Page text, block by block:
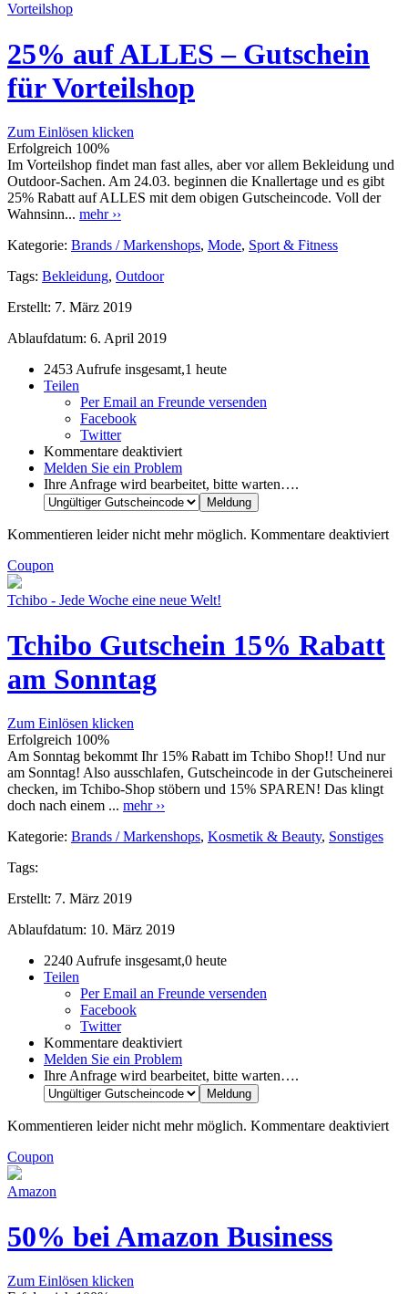
Vorteilshop
25% auf ALLES – Gutschein
für Vorteilshop
Zum Einlösen klicken
Erfolgreich 100%
Im Vorteilshop findet man fast alles, aber vor allem Bekleidung und
Outdoor-Sachen. Am 24.03. beginnen die Knallertage und es gibt
25% Rabatt auf ALLES mit dem obigen Gutscheincode. Voll der
Wahnsinn... mehr ››
Kategorie: Brands / Markenshops, Mode, Sport & Fitness
Tags: Bekleidung, Outdoor
Erstellt: 7. März 2019
Ablaufdatum: 6. April 2019
2453 Aufrufe insgesamt,1 heute
Teilen
Per Email an Freunde versenden
Facebook
Twitter
Kommentare deaktiviert
Melden Sie ein Problem
Ihre Anfrage wird bearbeitet, bitte warten….
Kommentieren leider nicht mehr möglich. Kommentare deaktiviert
Coupon
Tchibo - Jede Woche eine neue Welt!
Tchibo Gutschein 15% Rabatt
am Sonntag
Zum Einlösen klicken
Erfolgreich 100%
Am Sonntag bekommt Ihr 15% Rabatt im Tchibo Shop!! Und nur
am Sonntag! Also ausschlafen, Gutscheincode in der Gutscheinerei
checken, im Tchibo-Shop stöbern und 15% SPAREN! Das klingt
doch nach einem ... mehr ››
Kategorie: Brands / Markenshops, Kosmetik & Beauty, Sonstiges
Tags:
Erstellt: 7. März 2019
Ablaufdatum: 10. März 2019
2240 Aufrufe insgesamt,0 heute
Teilen
Per Email an Freunde versenden
Facebook
Twitter
Kommentare deaktiviert
Melden Sie ein Problem
Ihre Anfrage wird bearbeitet, bitte warten….
Kommentieren leider nicht mehr möglich. Kommentare deaktiviert
Coupon
Amazon
50% bei Amazon Business
Zum Einlösen klicken